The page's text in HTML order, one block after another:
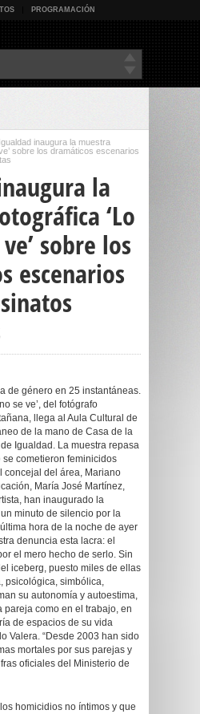
PROGRAMACIÓN
Igualdad inaugura la muestra
sobre los dramáticos escenarios
la
‘Lo
sobre los
escenarios
de género en 25 instantáneas.
se ve’, del fotógrafo
llega al Aula Cultural de
de la mano de Casa de la
Igualdad. La muestra repasa
se cometieron feminicidos
concejal del área, Mariano
María José Martínez,
han inaugurado la
minuto de silencio por la
hora de la noche de ayer
denuncia esta lacra: el
el mero hecho de serlo. Sin
iceberg, puesto miles de ellas
psicológica, simbólica,
su autonomía y autoestima,
pareja como en el trabajo, en
de espacios de su vida
Valera. “Desde 2003 han sido
mortales por sus parejas y
oficiales del Ministerio de
homicidios no íntimos y que